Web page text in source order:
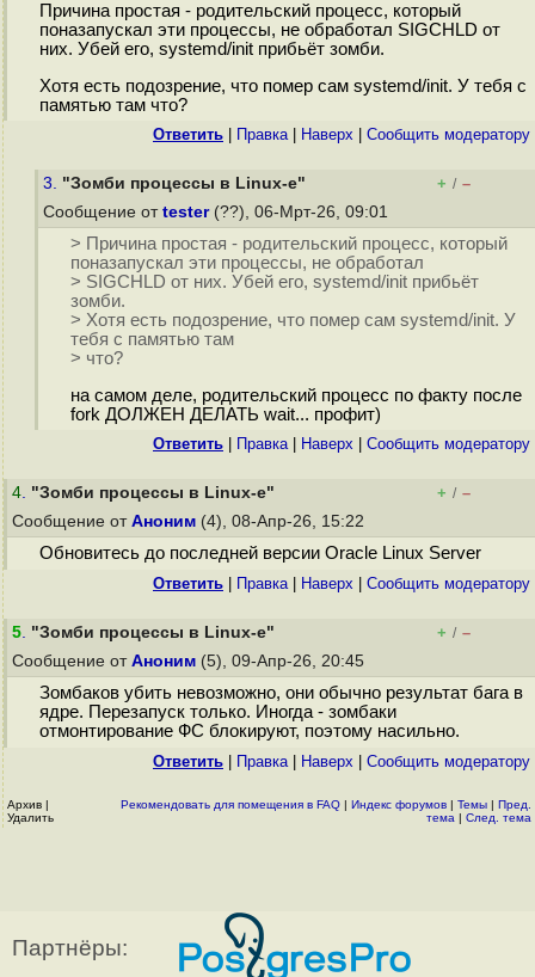
Причина простая - родительский процесс, который
поназапускал эти процессы, не обработал SIGCHLD от
них. Убей его, systemd/init прибьёт зомби.
Хотя есть подозрение, что помер сам systemd/init. У тебя с
памятью там что?
Ответить Правка| Наверх Cообщить модератору
3. "Зомби процессы в Linux-е" + / –
Сообщение от tester(??), 06-Мрт-26, 09:01
> Причина простая - родительский процесс, который
поназапускал эти процессы, не обработал
> SIGCHLD от них. Убей его, systemd/init прибьёт
зомби.
> Хотя есть подозрение, что помер сам systemd/init. У
тебя с памятью там
> что?
на самом деле, родительский процесс по факту после
fork ДОЛЖЕН ДЕЛАТЬ wait... профит)
Ответить Правка| Наверх Cообщить модератору
4. "Зомби процессы в Linux-е" + / –
Сообщение от Аноним (4), 08-Апр-26, 15:22
Обновитесь до последней версии Oracle Linux Server
Ответить Правка| Наверх Cообщить модератору
5. "Зомби процессы в Linux-е" + / –
Сообщение от Аноним (5), 09-Апр-26, 20:45
Зомбаков убить невозможно, они обычно результат бага в
ядре. Перезапуск только. Иногда - зомбаки
отмонтирование ФС блокируют, поэтому насильно.
Ответить Правка| Наверх Cообщить модератору
Архив |
Удалить
Рекомендовать для помещения в FAQ | Индекс форумов | Темы | Пред.
тема | След. тема
Партнёры: